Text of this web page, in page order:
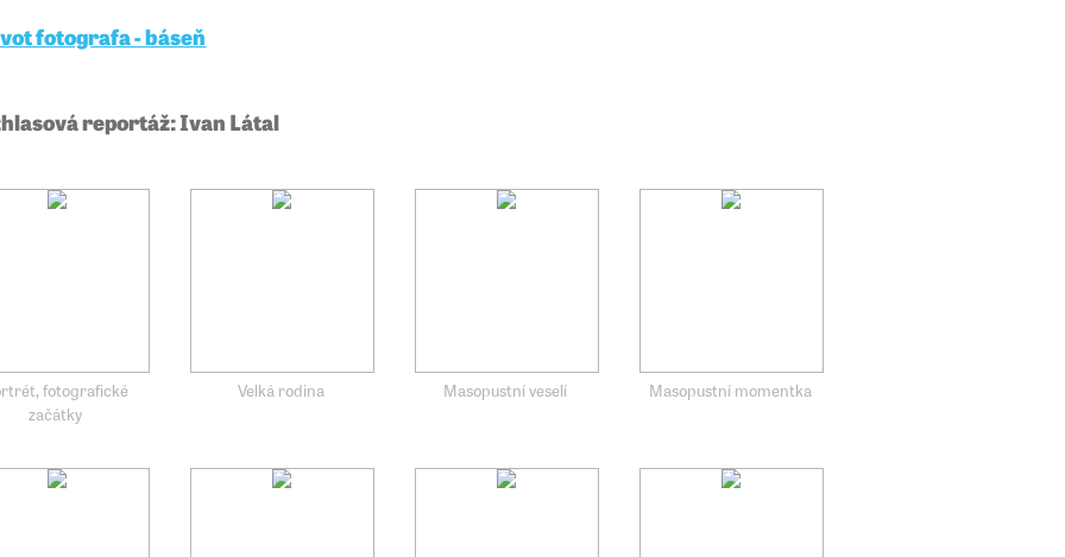
fotografa - báseň
reportáž: Ivan Látal
fotografické
začátky
Velká rodina Masopustní veselí Masopustní momentka